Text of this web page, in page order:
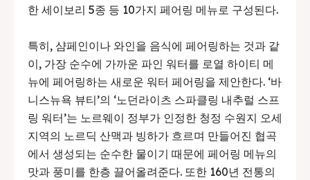
한 세이보리 5종 등 10가지 페어링 메뉴로 구성된다.
특히, 샴페인이나 와인을 음식에 페어링하는 것과 같
이, 가장 순수에 가까운 파인 워터를 로열 하이티 메
뉴에 페어링하는 새로운 워터 페어링을 제안한다. ‘바
니스뉴욕 뷰티’의 ‘노던라이츠 스파클링 내추럴 스프
링 워터’는 노르웨이 정부가 인정한 청정 수원지 오세
지역의 노르딕 산맥과 빙하가 흐르며 만들어진 협곡
에서 생성되는 순수한 물이기 때문에 페어링 메뉴의
맛과 풍미를 한층 끌어올려준다. 또한 160년 전통의